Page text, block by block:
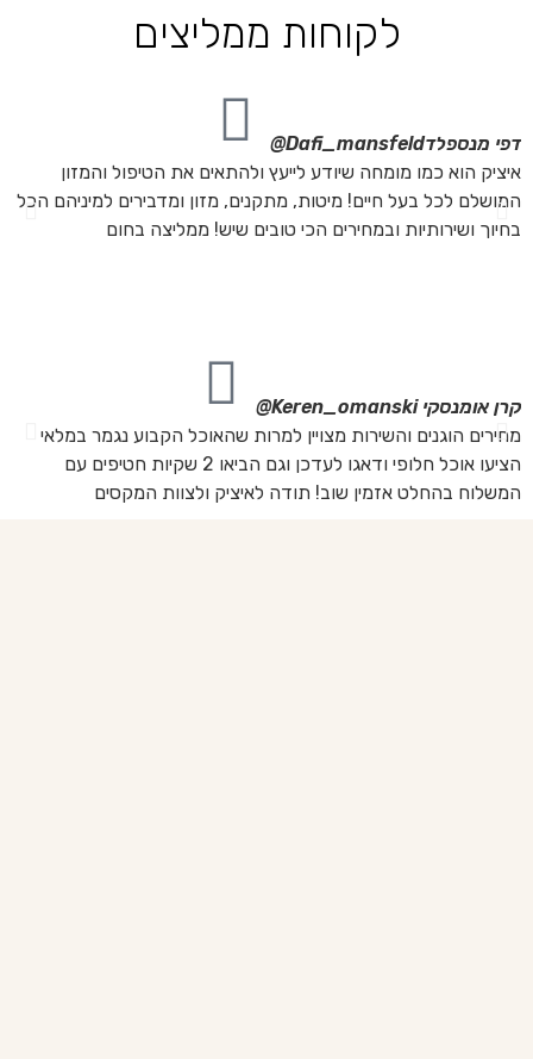
לקוחות ממליצים
דפי מנספלדDafi_mansfeld@
איציק הוא כמו מומחה שיודע לייעץ ולהתאים את הטיפול והמזון
המושלם לכל בעל חיים! מיטות, מתקנים, מזון ומדבירים למיניהם הכל
בחיוך ושירותיות ובמחירים הכי טובים שיש! ממליצה בחום
קרן אומנסקיKeren_omanski@
מחירים הוגנים והשירות מצויין למרות שהאוכל הקבוע נגמר במלאי
הציעו אוכל חלופי ודאגו לעדכן וגם הביאו 2 שקיות חטיפים עם
המשלוח בהחלט אזמין שוב! תודה לאיציק ולצוות המקסים